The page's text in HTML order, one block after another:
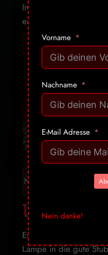
Incidental Comics,
erwerben ...
Ich will mehr!
Luna: Der
Eine wirklich schöne
Lampe in die gute
Vorname
Nachname
E-Mail Adresse
Nein danke!